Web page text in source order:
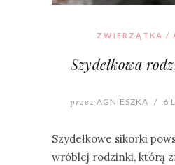
ZWIERZĄTKA /
Szydełkowa
przez AGNIESZKA / 6
Szydełkowe sikorki
wróblej rodzinki, którą